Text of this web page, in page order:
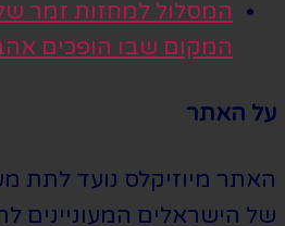
המסלול למחזות זמר
המקום שבו הופכים
על האתר
האתר מיוזיקלס נועד לתת
של הישראלים המעוניינים